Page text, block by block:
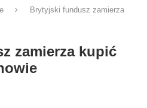
Brytyjski fundusz zamierza
zamierza kupić